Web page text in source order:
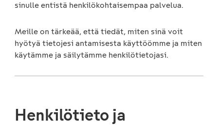
sinulle entistä henkilökohtaisempaa palvelua.
Meille on tärkeää, että tiedät, miten sinä voit
hyötyä tietojesi antamisesta käyttöömme ja miten
käytämme ja säilytämme henkilötietojasi.
Henkilötieto ja